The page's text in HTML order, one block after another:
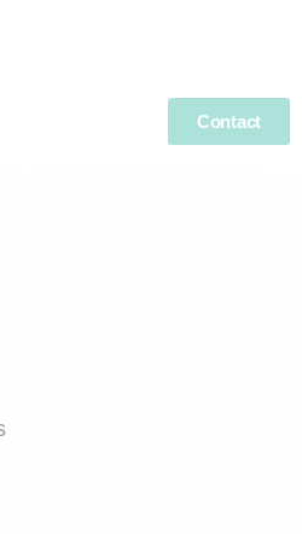
Contact